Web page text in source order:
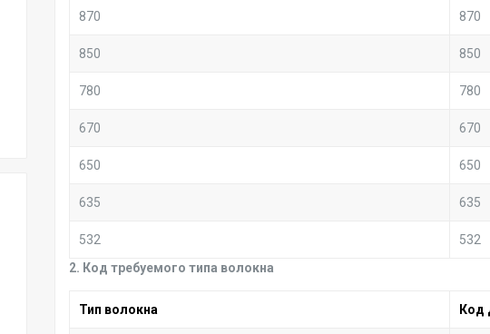
870 870
850 850
780 780
670 670
650 650
635 635
532
532
2. Код требуемого типа волокна
Тип волокна Код